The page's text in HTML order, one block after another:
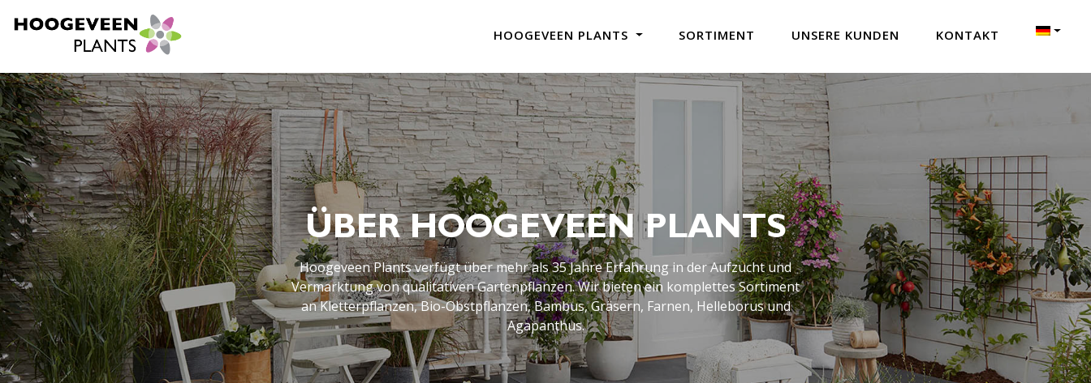
HOOGEVEEN PLANTS SORTIMENT UNSERE KUNDEN KONTAKT
ÜBER HOOGEVEEN PLANTS
Hoogeveen Plants verfügt über mehr als 35 Jahre Erfahrung in der Aufzucht und
Vermarktung von qualitativen Gartenpflanzen. Wir bieten ein komplettes Sortiment
an Kletterpflanzen, Bio-Obstpflanzen, Bambus, Gräsern, Farnen, Helleborus und
Agapanthus.